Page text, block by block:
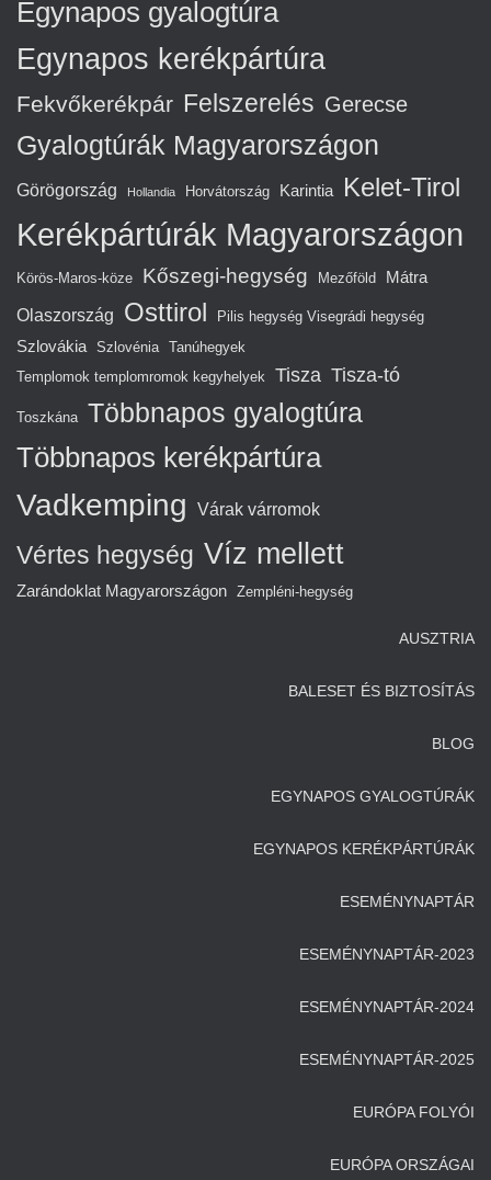
Egynapos gyalogtúra
Egynapos kerékpártúra
Fekvőkerékpár Felszerelés Gerecse
Gyalogtúrák Magyarországon
Görögország Hollandia Horvátország Karintia Kelet-Tirol
Kerékpártúrák Magyarországon
Körös-Maros-köze Kőszegi-hegység Mezőföld Mátra
Olaszország Osttirol Pilis hegység Visegrádi hegység
Szlovákia Szlovénia Tanúhegyek
Templomok templomromok kegyhelyek Tisza Tisza-tó
Toszkána Többnapos gyalogtúra
Többnapos kerékpártúra
Vadkemping Várak várromok
Vértes hegység Víz mellett
Zarándoklat Magyarországon Zempléni-hegység
AUSZTRIA
BALESET ÉS BIZTOSÍTÁS
BLOG
EGYNAPOS GYALOGTÚRÁK
EGYNAPOS KERÉKPÁRTÚRÁK
ESEMÉNYNAPTÁR
ESEMÉNYNAPTÁR-2023
ESEMÉNYNAPTÁR-2024
ESEMÉNYNAPTÁR-2025
EURÓPA FOLYÓI
EURÓPA ORSZÁGAI